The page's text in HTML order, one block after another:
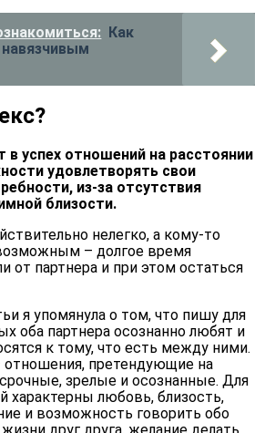
Как
навязчивым
в успех отношений на расстоянии
удовлетворять свои
из-за отсутствия
близости.
нелегко, а кому-то
– долгое время
от партнера и при этом остаться
я упомянула о том, что пишу для
оба партнера осознанно любят и
к тому, что есть между ними.
претендующие на
зрелые и осознанные. Для
характерны любовь, близость,
и возможность говорить обо